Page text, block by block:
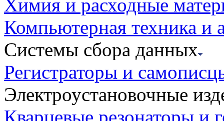
Химия и расходные
Компьютерная техника и
Системы сбора данных
Регистраторы и
Электроустановочные